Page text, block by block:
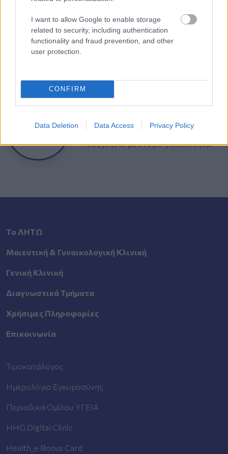
I want to allow Google to enable storage
related to security, including authentication
functionality and fraud prevention, and other
user protection.
CONFIRM
Data Deletion Data Access Privacy Policy
Υπολογιστής
Κύησης
Ιατρού
Αναζητήστε με όνομα ή ειδικότητα.
Το ΛΗΤΩ
Μαιευτική & Γυναικολογική Κλινική
Γενική Κλινική
Διαγνωστικά Τμήματα
Χρήσιμες Πληροφορίες
Επικοινωνία
Τιμοκατάλογος
Ημερολόγιο Εγκυμοσύνης
Περιοδικά Ομίλου ΥΓΕΙΑ
HHG Digital Clinic
Health_e Bonus Card